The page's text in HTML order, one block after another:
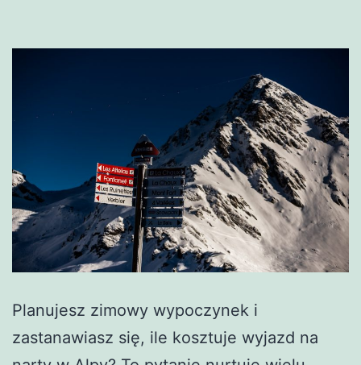
Planujesz zimowy wypoczynek i
zastanawiasz się, ile kosztuje wyjazd na